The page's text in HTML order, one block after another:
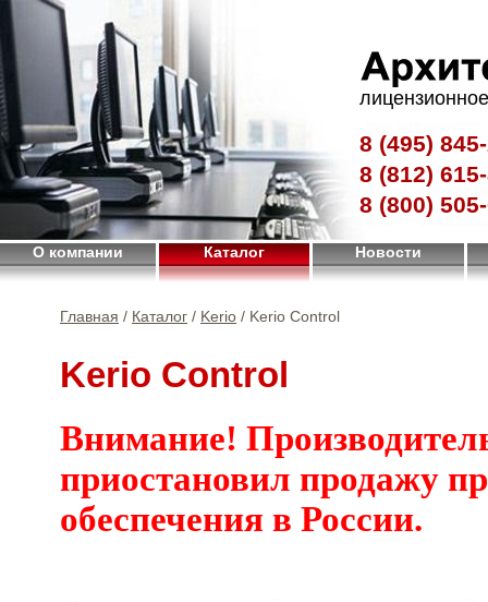
8 (495)
8 (812)
8 (800)
О компании Каталог Новости
Главная / Каталог / Kerio / Kerio Control
Kerio Control
Внимание!
приостановил продажу
обеспечения в России.